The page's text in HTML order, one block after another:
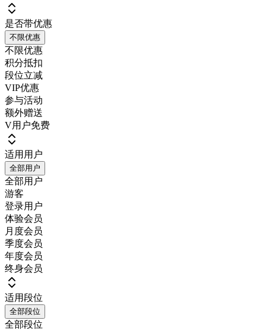
是否带优惠
不限优惠
不限优惠
积分抵扣
段位立减
VIP优惠
参与活动
额外赠送
V用户免费
适用用户
全部用户
全部用户
游客
登录用户
体验会员
月度会员
季度会员
年度会员
终身会员
适用段位
全部段位
全部段位